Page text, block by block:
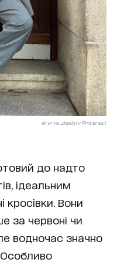
skyrye_design/Pinterest
до надто
ідеальним
кросівки. Вони
за червоні чи
водночас значно
Особливо